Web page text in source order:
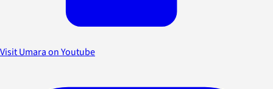
Visit Umara on Youtube